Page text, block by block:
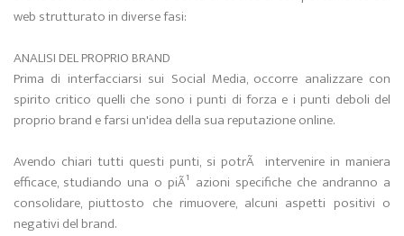
web strutturato in diverse fasi:
ANALISI DEL PROPRIO BRAND
Prima di interfacciarsi sui Social Media, occorre analizzare con
spirito critico quelli che sono i punti di forza e i punti deboli del
proprio brand e farsi un'idea della sua reputazione online.
Avendo chiari tutti questi punti, si potrÃ intervenire in maniera
efficace, studiando una o piÃ¹ azioni specifiche che andranno a
consolidare, piuttosto che rimuovere, alcuni aspetti positivi o
negativi del brand.